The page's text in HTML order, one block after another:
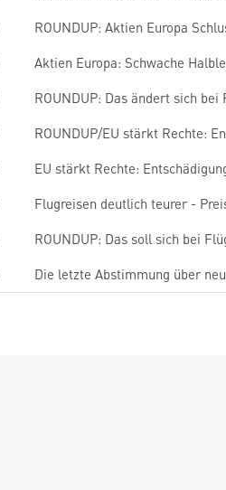
ROUNDUP: Aktien Europa
Aktien Europa: Schwache
ROUNDUP: Das ändert sich
ROUNDUP/EU stärkt Rechte:
EU stärkt Rechte:
Flugreisen deutlich teurer -
ROUNDUP: Das soll sich bei
Die letzte Abstimmung über